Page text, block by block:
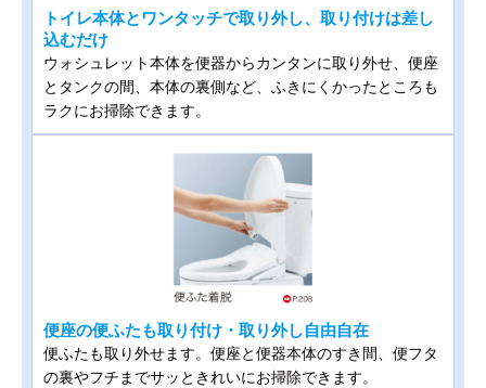
トイレ本体とワンタッチで取り外し、取り付けは差し
込むだけ
ウォシュレット本体を便器からカンタンに取り外せ、便座
とタンクの間、本体の裏側など、ふきにくかったところも
ラクにお掃除できます。
便座の便ふたも取り付け・取り外し自由自在
便ふたも取り外せます。便座と便器本体のすき間、便フタ
の裏やフチまでサッときれいにお掃除できます。